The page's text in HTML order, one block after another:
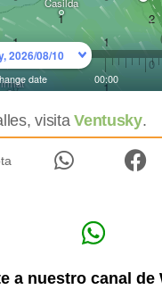
visitaVentusky.
a nuestro canal de